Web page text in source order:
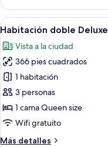
estándar
con
2
individuales
Abrir
todas
las
fotos
de
Habitación
doble
Deluxe
6
Habitación doble Deluxe
Vista a la ciudad
366 pies cuadrados
1 habitación
3 personas
1 cama Queen size
Wifi gratuito
Más detalles
Más